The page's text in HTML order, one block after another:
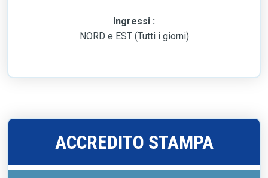
Ingressi :
NORD e EST (Tutti i giorni)
ACCREDITO STAMPA